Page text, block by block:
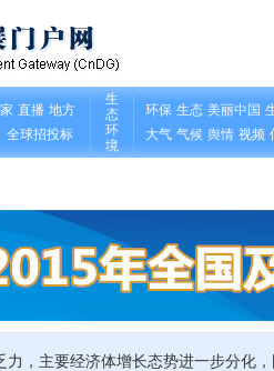
力，主要经济体增长态势进一步分化